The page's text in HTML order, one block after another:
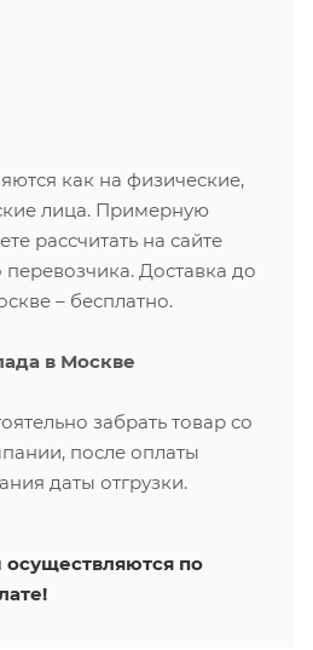
как на физические,
лица. Примерную
рассчитать на сайте
перевозчика. Доставка до
– бесплатно.
в Москве
забрать товар со
после оплаты
даты отгрузки.
осуществляются по